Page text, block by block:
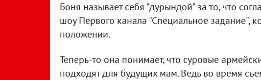
Боня называет себя "дурындой" за то, что
шоу Первого канала "Специальное задание",
положении.
Теперь-то она понимает, что суровые
подходят для будущих мам. Ведь во время